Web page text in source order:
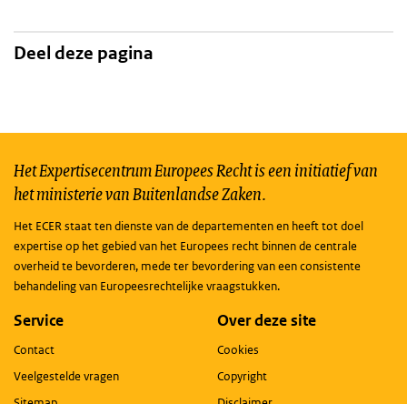
Deel deze pagina
Het Expertisecentrum Europees Recht is een initiatief van
het ministerie van Buitenlandse Zaken.
Het ECER staat ten dienste van de departementen en heeft tot doel
expertise op het gebied van het Europees recht binnen de centrale
overheid te bevorderen, mede ter bevordering van een consistente
behandeling van Europeesrechtelijke vraagstukken.
Service
Contact
Veelgestelde vragen
Over deze site
Cookies
Copyright